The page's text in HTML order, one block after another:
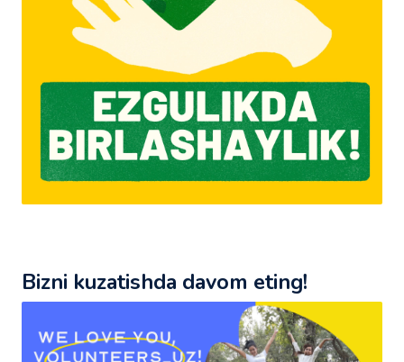
Bizni kuzatishda davom eting!